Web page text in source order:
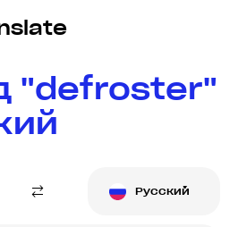
"defroster"
Русский